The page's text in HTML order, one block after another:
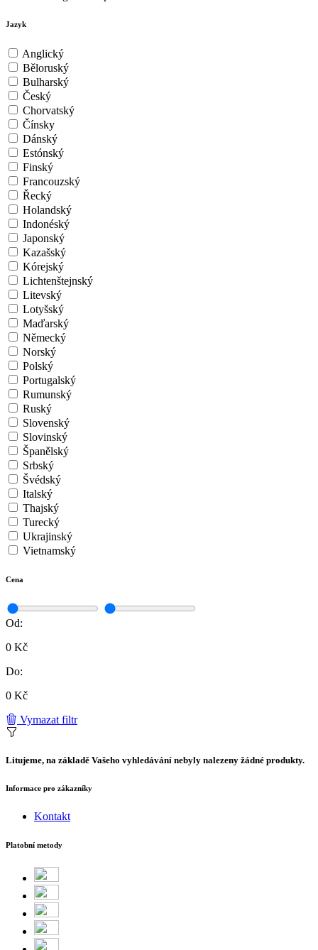
Jazyk
Anglický
Běloruský
Bulharský
Český
Chorvatský
Čínsky
Dánský
Estónský
Finský
Francouzský
Řecký
Holandský
Indonéský
Japonský
Kazašský
Kórejský
Lichtenštejnský
Litevský
Lotyšský
Maďarský
Německý
Norský
Polský
Portugalský
Rumunský
Ruský
Slovenský
Slovinský
Španělský
Srbský
Švédský
Italský
Thajský
Turecký
Ukrajinský
Vietnamský
Cena
Od:
0 Kč
Do:
0 Kč
Vymazat filtr
Litujeme, na základě Vašeho vyhledávání nebyly nalezeny žádné produkty.
Informace pro zákazníky
Kontakt
Platobní metody